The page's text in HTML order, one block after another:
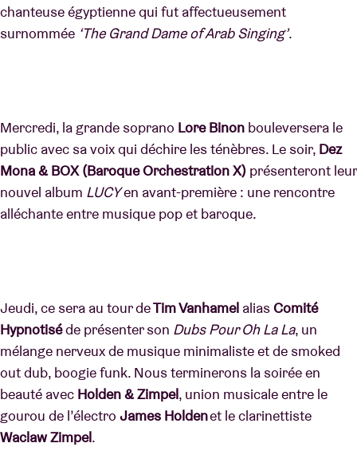
chanteuse égyptienne qui fut affectueusement
surnommée ‘The Grand Dame of Arab Singing’.
Mercredi, la grande soprano Lore Binon bouleversera le
public avec sa voix qui déchire les ténèbres. Le soir, Dez
Mona & BOX (Baroque Orchestration X) présenteront leur
nouvel album LUCYen avant-première : une rencontre
alléchante entre musique pop et baroque.
Jeudi, ce sera au tour deTim Vanhamel aliasComité
Hypnotiséde présenter son Dubs Pour Oh La La, un
mélange nerveux de musique minimaliste et de smoked
out dub, boogie funk. Nous terminerons la soirée en
beauté avec Holden & Zimpel, union musicale entre le
gourou de l’électro James Holdenet le clarinettiste
Waclaw Zimpel.